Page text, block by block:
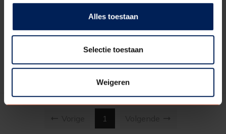
Alles toestaan
Selectie toestaan
Weigeren
rechtsdraaiend
Verzinkt
€ 13,35
Meer informatie
1